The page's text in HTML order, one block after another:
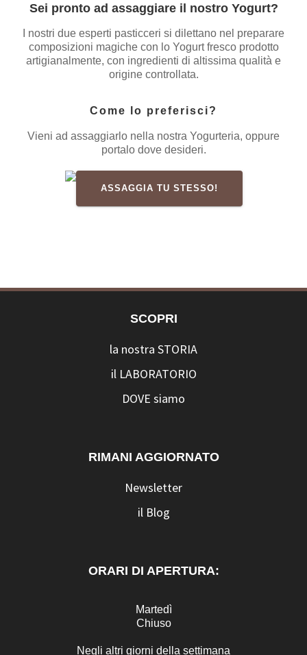
Sei pronto ad assaggiare il nostro Yogurt?
I nostri due esperti pasticceri si dilettano nel preparare
composizioni magiche con lo Yogurt fresco prodotto
artigianalmente, con ingredienti di altissima qualità e
origine controllata.
Come lo preferisci?
Vieni ad assaggiarlo nella nostra Yogurteria, oppure
portalo dove desideri.
ASSAGGIA TU STESSO!
SCOPRI
la nostra STORIA
il LABORATORIO
DOVE siamo
RIMANI AGGIORNATO
Newsletter
il Blog
ORARI DI APERTURA:
Martedì
Chiuso
Negli altri giorni della settimana